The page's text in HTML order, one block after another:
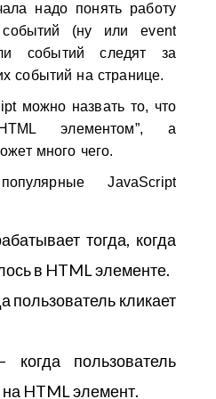
надо понять работу
(ну или event
событий следят за
событий на странице.
можно назвать то, что
элементом”, а
много чего.
JavaScript
тогда, когда
в HTML элементе.
пользователь кликает
когда пользователь
HTML элемент.